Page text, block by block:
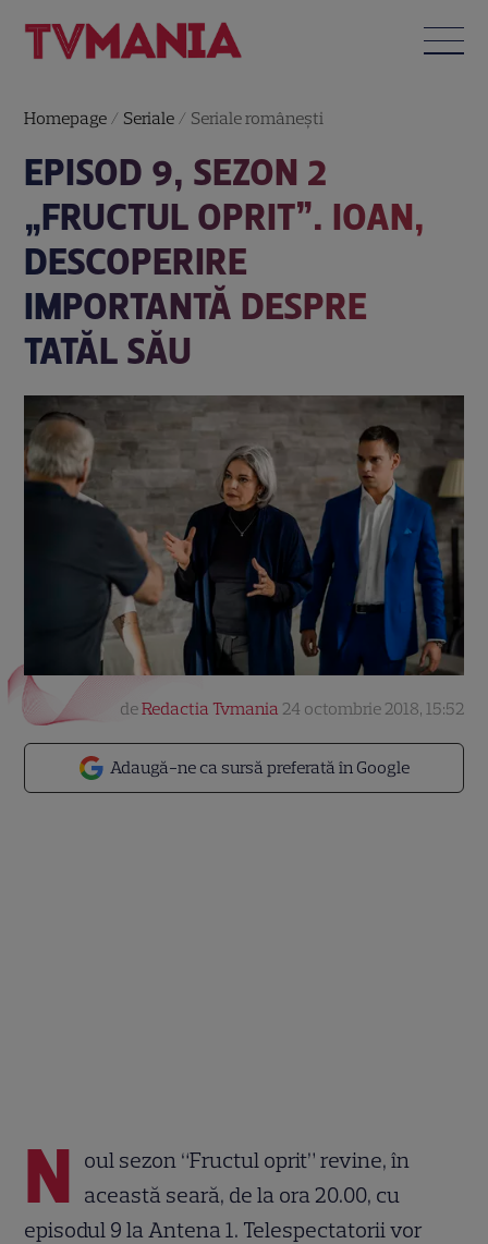
Homepage / Seriale / Seriale româneşti
EPISOD 9, SEZON 2
„FRUCTUL OPRIT”. IOAN,
DESCOPERIRE
IMPORTANTĂ DESPRE
TATĂL SĂU
Adaugă-ne ca sursă preferată în Google
deRedactia Tvmania 24 octombrie 2018, 15:52
N oul sezon “Fructul oprit” revine, în
această seară, de la ora 20.00, cu
episodul 9 la Antena 1. Telespectatorii vor